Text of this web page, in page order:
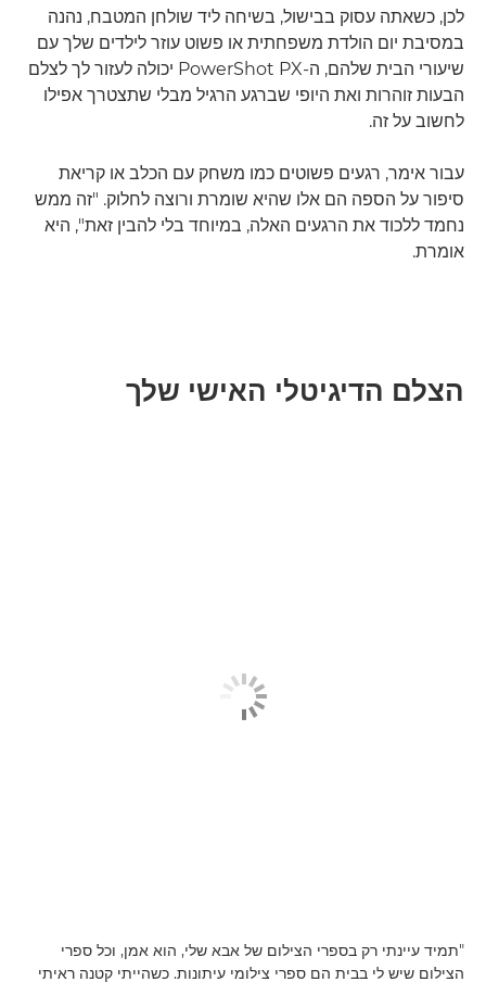
לכן, כשאתה עסוק בבישול, בשיחה ליד שולחן המטבח, נהנה
במסיבת יום הולדת משפחתית או פשוט עוזר לילדים שלך עם
שיעורי הבית שלהם, ה-PowerShot PX יכולה לעזור לך לצלם
הבעות זוהרות ואת היופי שברגע הרגיל מבלי שתצטרך אפילו
לחשוב על זה.
עבור אימר, רגעים פשוטים כמו משחק עם הכלב או קריאת
סיפור על הספה הם אלו שהיא שומרת ורוצה לחלוק. "זה ממש
נחמד ללכוד את הרגעים האלה, במיוחד בלי להבין זאת", היא
אומרת.
הצלם הדיגיטלי האישי שלך
"תמיד עיינתי רק בספרי הצילום של אבא שלי, הוא אמן, וכל ספרי
הצילום שיש לי בבית הם ספרי צילומי עיתונות. כשהייתי קטנה ראיתי